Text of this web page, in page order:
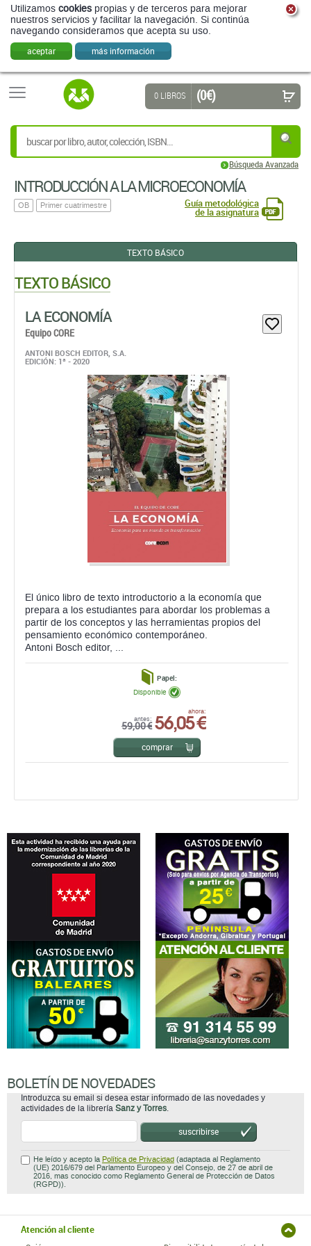
Utilizamos cookies propias y de terceros para mejorar
nuestros servicios y facilitar la navegación. Si continúa
navegando consideramos que acepta su uso.
aceptar más información
Búsqueda Avanzada
0 LIBROS (0 €)
INTRODUCCIÓN A LA MICROECONOMÍA
OB Primer cuatrimestre Guía metodológica
de la asignatura
TEXTO BÁSICO
TEXTO BÁSICO
LA ECONOMÍA
Equipo CORE
ANTONI BOSCH EDITOR, S.A.
EDICIÓN: 1ª - 2020
El único libro de texto introductorio a la economía que
prepara a los estudiantes para abordar los problemas a
partir de los conceptos y las herramientas propios del
pensamiento económico contemporáneo.
Antoni Bosch editor, ...
Papel:
antes:
59,00 €
ahora:
56,05 €
Disponible
comprar
BOLETÍN DE NOVEDADES
Introduzca su email si desea estar informado de las novedades y
actividades de la librería Sanz y Torres
suscribirse
He leído y acepto la Política de Privacidad (adaptada al Reglamento
(UE) 2016/679 del Parlamento Europeo y del Consejo, de 27 de abril de
2016, mas conocido como Reglamento General de Protección de Datos
(RGPD)).
Atención al cliente